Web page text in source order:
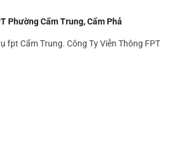
Phường Cẩm Trung, Cẩm Phả
fpt Cẩm Trung. Công Ty Viễn Thông FPT